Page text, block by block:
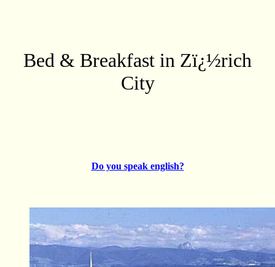
Bed & Breakfast in Zï¿½rich
City
Do you speak english?